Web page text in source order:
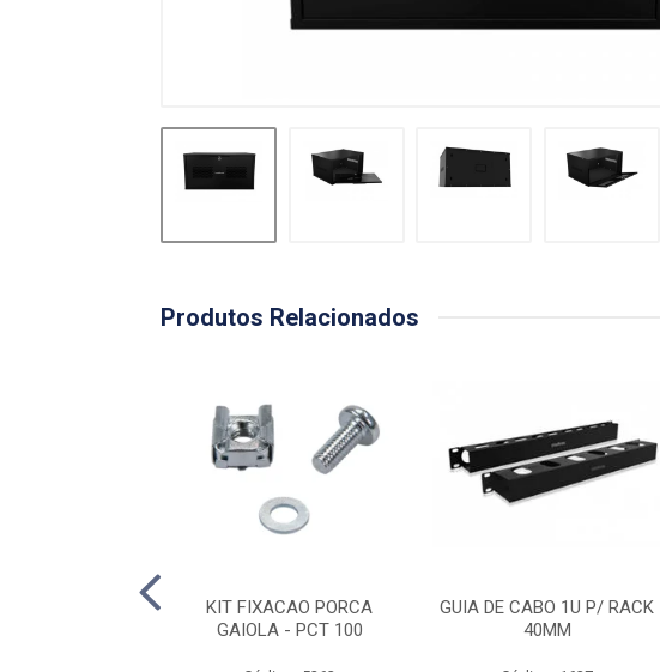
Produtos Relacionados
KIT FIXACAO PORCA
GAIOLA - PCT 100
GUIA DE CABO 1U P/ RACK
40MM